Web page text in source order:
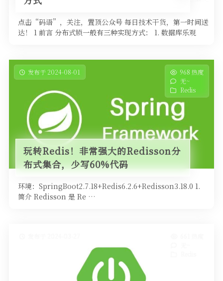
点击“码语”，关注，置顶公众号 每日技术干货，第一时间送
达！ 1 前言 分布式锁一般有三种实现方式： 1. 数据库乐观
发布于 2024-08-01
968 热度
无~
Redis
玩转Redis！非常强大的Redisson分
布式集合，少写60%代码
环境：SpringBoot2.7.18+Redis6.2.6+Redisson3.18.0 1.
简介 Redisson 是 Re …